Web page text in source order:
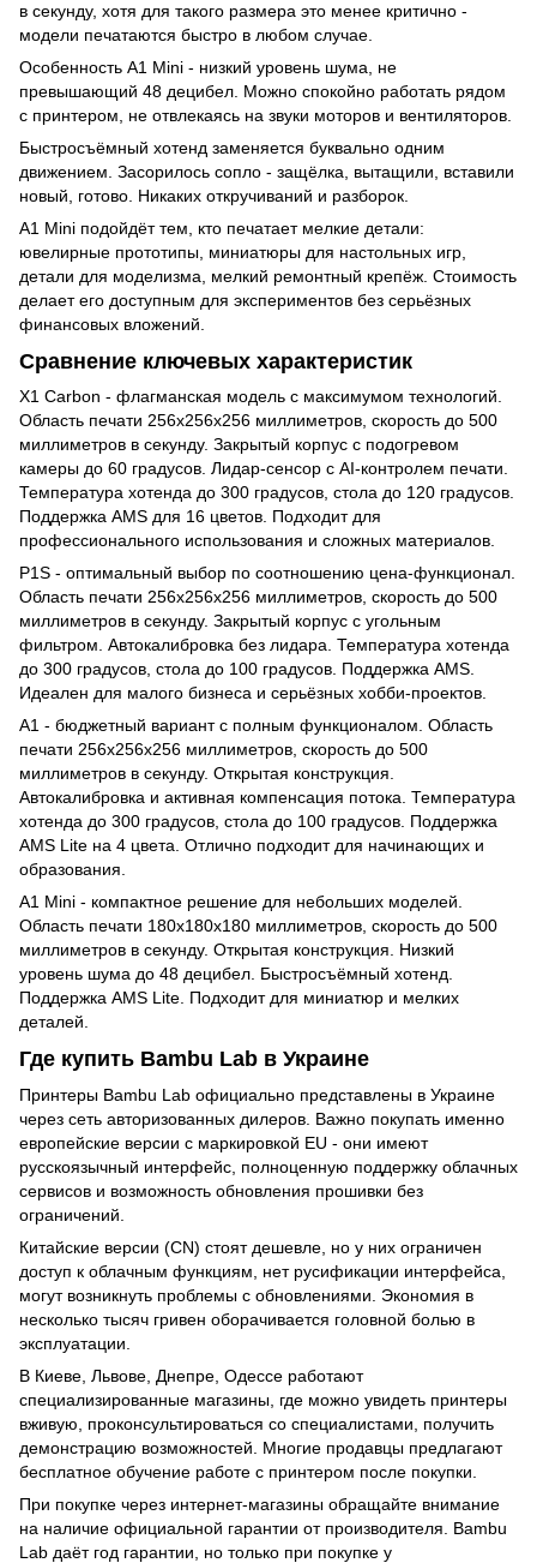
в секунду, хотя для такого размера это менее критично -
модели печатаются быстро в любом случае.
Особенность A1 Mini - низкий уровень шума, не
превышающий 48 децибел. Можно спокойно работать рядом
с принтером, не отвлекаясь на звуки моторов и вентиляторов.
Быстросъёмный хотенд заменяется буквально одним
движением. Засорилось сопло - защёлка, вытащили, вставили
новый, готово. Никаких откручиваний и разборок.
A1 Mini подойдёт тем, кто печатает мелкие детали:
ювелирные прототипы, миниатюры для настольных игр,
детали для моделизма, мелкий ремонтный крепёж. Стоимость
делает его доступным для экспериментов без серьёзных
финансовых вложений.
Сравнение ключевых характеристик
X1 Carbon - флагманская модель с максимумом технологий.
Область печати 256х256х256 миллиметров, скорость до 500
миллиметров в секунду. Закрытый корпус с подогревом
камеры до 60 градусов. Лидар-сенсор с AI-контролем печати.
Температура хотенда до 300 градусов, стола до 120 градусов.
Поддержка AMS для 16 цветов. Подходит для
профессионального использования и сложных материалов.
P1S - оптимальный выбор по соотношению цена-функционал.
Область печати 256х256х256 миллиметров, скорость до 500
миллиметров в секунду. Закрытый корпус с угольным
фильтром. Автокалибровка без лидара. Температура хотенда
до 300 градусов, стола до 100 градусов. Поддержка AMS.
Идеален для малого бизнеса и серьёзных хобби-проектов.
A1 - бюджетный вариант с полным функционалом. Область
печати 256х256х256 миллиметров, скорость до 500
миллиметров в секунду. Открытая конструкция.
Автокалибровка и активная компенсация потока. Температура
хотенда до 300 градусов, стола до 100 градусов. Поддержка
AMS Lite на 4 цвета. Отлично подходит для начинающих и
образования.
A1 Mini - компактное решение для небольших моделей.
Область печати 180х180х180 миллиметров, скорость до 500
миллиметров в секунду. Открытая конструкция. Низкий
уровень шума до 48 децибел. Быстросъёмный хотенд.
Поддержка AMS Lite. Подходит для миниатюр и мелких
деталей.
Где купить Bambu Lab в Украине
Принтеры Bambu Lab официально представлены в Украине
через сеть авторизованных дилеров. Важно покупать именно
европейские версии с маркировкой EU - они имеют
русскоязычный интерфейс, полноценную поддержку облачных
сервисов и возможность обновления прошивки без
ограничений.
Китайские версии (CN) стоят дешевле, но у них ограничен
доступ к облачным функциям, нет русификации интерфейса,
могут возникнуть проблемы с обновлениями. Экономия в
несколько тысяч гривен оборачивается головной болью в
эксплуатации.
В Киеве, Львове, Днепре, Одессе работают
специализированные магазины, где можно увидеть принтеры
вживую, проконсультироваться со специалистами, получить
демонстрацию возможностей. Многие продавцы предлагают
бесплатное обучение работе с принтером после покупки.
При покупке через интернет-магазины обращайте внимание
на наличие официальной гарантии от производителя. Bambu
Lab даёт год гарантии, но только при покупке у